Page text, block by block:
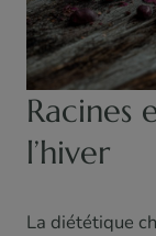
Racines
l’hiver
La diététique